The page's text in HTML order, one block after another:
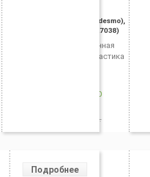
Гипердесмо (Hyperdesmo),
25 кг., серый (RAL7038)
Гидроизоляционная
полиуретановая мастика
ГИПЕРДЕСМО
руб.
Подробнее